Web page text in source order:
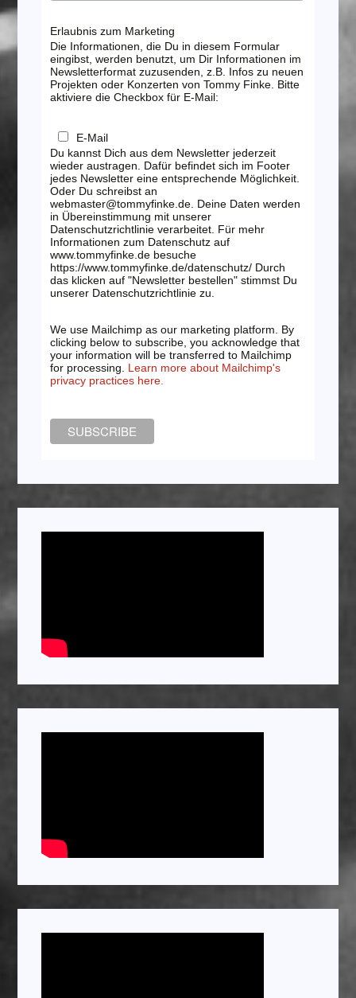
Erlaubnis zum Marketing
Die Informationen, die Du in diesem Formular
eingibst, werden benutzt, um Dir Informationen im
Newsletterformat zuzusenden, z.B. Infos zu neuen
Projekten oder Konzerten von Tommy Finke. Bitte
aktiviere die Checkbox für E-Mail:
E-Mail
Du kannst Dich aus dem Newsletter jederzeit
wieder austragen. Dafür befindet sich im Footer
jedes Newsletter eine entsprechende Möglichkeit.
Oder Du schreibst an
webmaster@tommyfinke.de. Deine Daten werden
in Übereinstimmung mit unserer
Datenschutzrichtlinie verarbeitet. Für mehr
Informationen zum Datenschutz auf
www.tommyfinke.de besuche
https://www.tommyfinke.de/datenschutz/ Durch
das klicken auf "Newsletter bestellen" stimmst Du
unserer Datenschutzrichtlinie zu.
We use Mailchimp as our marketing platform. By
clicking below to subscribe, you acknowledge that
your information will be transferred to Mailchimp
for processing. Learn more about Mailchimp's
privacy practices here.